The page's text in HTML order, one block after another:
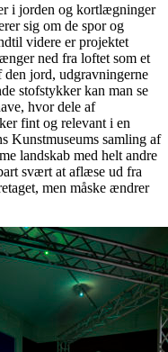
i jorden og kortlægninger
sig om de spor og
videre er projektet
ned fra loftet som et
jord, udgravningerne
stofstykker kan man se
hvor dele af
fint og relevant i en
Kunstmuseums samling af
landskab med helt andre
svært at aflæse ud fra
men måske ændrer